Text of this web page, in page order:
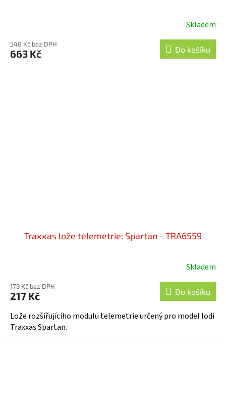
Skladem
548 Kč bez DPH
663 Kč Do košíku
Traxxas lože telemetrie: Spartan - TRA6559
Skladem
179 Kč bez DPH
217 Kč Do košíku
Lože rozšířujícího modulu telemetrie určený pro model lodi
Traxxas Spartan.